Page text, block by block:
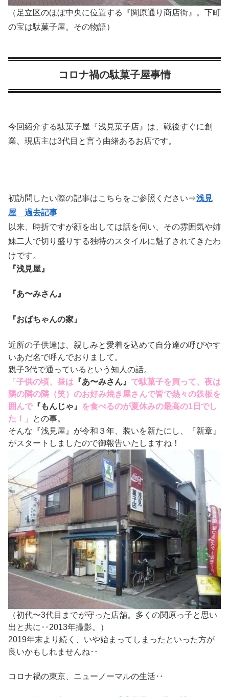
（足立区のほぼ中央に位置する『関原通り商店街』。下町
の宝は駄菓子屋。その物語）
コロナ禍の駄菓子屋事情
今回紹介する駄菓子屋『浅見菓子店』は、戦後すぐに創
業、現店主は3代目と言う由緒あるお店です。
初訪問したい際の記事はこちらをご参照ください⇒浅見
屋 過去記事
以来、時折ですが顔を出しては話を伺い、その雰囲気や姉
妹二人で切り盛りする独特のスタイルに魅了されてきたわ
けです。
『浅見屋』
『あ〜みさん』
『おばちゃんの家』
近所の子供達は、親しみと愛着を込めて自分達の呼びやす
いあだ名で呼んでおりまして。
親子3代で通っているという知人の話。
「 子供の頃、昼は 『あ〜みさん』 で駄菓子を買って、夜は
隣の隣の隣（笑）のお好み焼き屋さんで皆で熱々の鉄板を
囲んで『もんじゃ』
を食べるのが夏休みの最高の1日でし
た！
」との事。
そんな『浅見屋』が令和３年、装いを新たにし、『新章』
がスタートしましたので御報告いたしますね！
（初代〜3代目までが守った店舗。多くの関原っ子と思い
出と共に‥2013年撮影。）
2019年末より続く、いや始まってしまったといった方が
良いかもしれませんね‥
コロナ禍の東京、ニューノーマルの生活‥